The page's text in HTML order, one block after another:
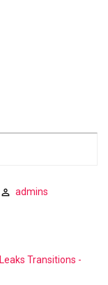
admins
Transitions -